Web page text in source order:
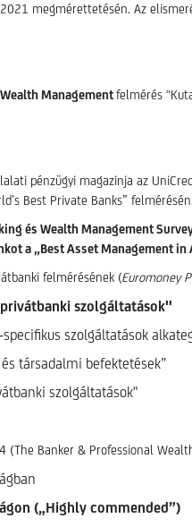
megmérettetésén. Az
Managementfelmérés
pénzügyi magazinja az
Best Private Banks”
és Wealth Management
a „Best Asset Management
felmérésének (Euromoney
szolgáltatások"
specifikus szolgáltatások
társadalmi befektetések”
szolgáltatások"
(The Banker & Professional
(„Highly commended”)